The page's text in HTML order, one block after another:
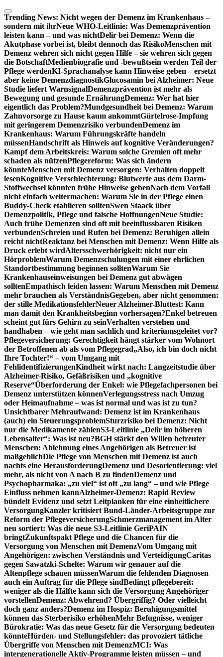
Zum
Inhalt
springen
Trending News: Nicht wegen der Demenz im Krankenhaus –
sondern mit ihrNeue WHO-Leitlinie: Was Demenzprävention
leisten kann – und was nichtDelir bei Demenz: Wenn die
Akutphase vorbei ist, bleibt dennoch das RisikoMenschen mit
Demenz wehren sich nicht gegen Hilfe – sie wehren sich gegen
die BotschaftMedienbiografie und -bewußtsein werden Teil der
Pflege werdenKI-Sprachanalyse kann Hinweise geben – ersetzt
aber keine DemenzdiagnostikGlucosamin bei Alzheimer: Neue
Studie liefert WarnsignalDemenzprävention ist mehr als
Bewegung und gesunde ErnährungDemenz: Wer hat hier
eigentlich das Problem?Mundgesundheit bei Demenz: Warum
Zahnvorsorge zu Hause kaum ankommtGürtelrose-Impfung
mit geringerem Demenzrisiko verbundenDemenz im
Krankenhaus: Warum Führungskräfte handeln
müssenHandschrift als Hinweis auf kognitive Veränderungen?
Kampf dem Arbeitskreis: Warum solche Gremien oft mehr
schaden als nützenPflegereform: Was sich ändern
könnteMenschen mit Demenz versorgen: Verhalten doppelt
lesenKognitive Verschlechterung: Blutwerte aus dem Darm-
Stoffwechsel könnten frühe Hinweise gebenNach dem Vorfall
nicht einfach weitermachen: Warum Sie in der Pflege einen
Buddy-Check etablieren solltenSwen Staack über
Demenzpolitik, Pflege und falsche HoffnungenNeue Studie:
Auch frühe Demenzen sind oft mit beeinflussbaren Risiken
verbundenSchreien und Rufen bei Demenz: Beruhigen allein
reicht nichtReaktanz bei Menschen mit Demenz: Wenn Hilfe als
Druck erlebt wirdAltersschwerhörigkeit: nicht nur ein
HörproblemWarum Demenzschulungen mit einer ehrlichen
Standortbestimmung beginnen solltenWarum Sie
Krankenhauseinweisungen bei Demenz gut abwägen
solltenEmpathisch leiden lassen: Warum Menschen mit Demenz
mehr brauchen als VerständnisGegeben, aber nicht genommen:
der stille MedikationsfehlerNeuer Alzheimer-Bluttest: Kann
man damit den Krankheitsbeginn vorhersagen?Enkel betreuen
scheint gut fürs Gehirn zu seinVerhalten verstehen und
handhaben – wie geht man sachlich und kriteriumsgeleitet vor?
Pflegeversicherung: Gerechtigkeit hängt stärker vom Wohnort
der Betroffenen ab als vom Pflegegrad„Also, ich bin doch nicht
Ihre Tochter!“ – vom Umgang mit
FehlidentifizierungenKindheit wirkt nach: Langzeitstudie über
Alzheimer-Risiko, Gefäßrisiken und „kognitive
Reserve“Überforderung der Enkel: wie Pflegefachpersonen bei
Demenz unterstützen könnenVerlegungsstress nach Umzug
oder Heimaufnahme – was ist normal und was ist zu tun?
Unsichtbarer Mehraufwand: Demenz ist im Krankenhaus
(auch) ein SteuerungsproblemSturzrisiko bei Demenz: Nicht
nur die Medikamente zählenS3-Leitlinie „Delir im höheren
Lebensalter“: Was ist neu?BGH stärkt den Willen betreuter
Menschen: Ablehnung eines Angehörigen als Betreuer ist
maßgeblichDie Pflege von Menschen mit Demenz ist auch
nachts eine HerausforderungDemenz und Desorientierung: viel
mehr, als nicht von A nach B zu findenDemenz und
Psychopharmaka: „zu viel“ ist oft „zu lang“ – und wie Pflege
Einfluss nehmen kannAlzheimer-Demenz: Rapid Review
bündelt Evidenz und setzt Leitplanken für eine einheitlichere
VersorgungKanzler kritisiert Bund-Länder-Arbeitsgruppe zur
Reform der PflegeversicherungSchmerzmanagement im Alter
neu sortiert: Was die neue S3-Leitlinie GeriPAIN
bringtZukunftspakt Pflege und die Chancen für die
Versorgung von Menschen mit DemenzVom Umgang mit
Angehörigen: zwischen Verständnis und VerteidigungCaritas
gegen Sawatzki-Schelte: Warum wir genauer auf die
Altenpflege schauen müssenWarum die fehlenden Diagnosen
auch ein Auftrag für die Pflege sindBedingt pflegebereit:
weniger als die Hälfte kann sich die Versorgung Angehöriger
vorstellenDemenz: Abwehrend? Übergriffig? Oder vielleicht
doch ganz anders?Demenz im Hospiz: Beruhigungsmittel
können das Sterberisiko erhöhenMehr Befugnisse, weniger
Bürokratie: Was das neue Gesetz für die Versorgung bedeuten
könnteHürden- und Stellungsfehler: das provoziert tätliche
Übergriffe von Menschen mit DemenzMCI: Was
intergenerationelle Aktiv-Programme leisten müssen – und